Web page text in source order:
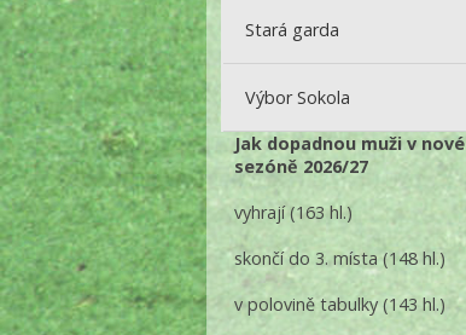
Stará garda
Výbor Sokola
Jak dopadnou muži v nové
sezóně 2026/27
vyhrají(163 hl.)
skončí do 3. místa(148 hl.)
v polovině tabulky(143 hl.)